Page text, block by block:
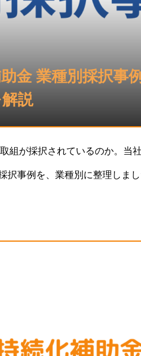
金 業種別採択事
説
組が採択されているのか。当
択事例を、業種別に整理しま